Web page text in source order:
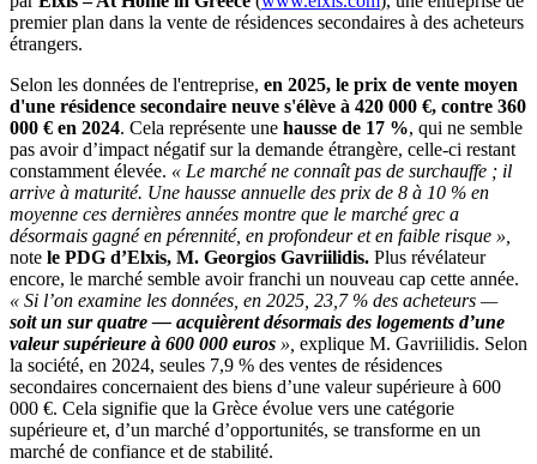
premier plan dans la vente de résidences secondaires à des acheteurs
étrangers.
Selon les données de l'entreprise, en 2025, le prix de vente moyen
d'une résidence secondaire neuve s'élève à 420 000 €, contre 360
000 € en 2024. Cela représente une hausse de 17 %, qui ne semble
pas avoir d’impact négatif sur la demande étrangère, celle-ci restant
constamment élevée. « Le marché ne connaît pas de surchauffe ; il
arrive à maturité. Une hausse annuelle des prix de 8 à 10 % en
moyenne ces dernières années montre que le marché grec a
désormais gagné en pérennité, en profondeur et en faible risque »,
note le PDG d’Elxis, M. Georgios Gavriilidis. Plus révélateur
encore, le marché semble avoir franchi un nouveau cap cette année.
« Si l’on examine les données, en 2025, 23,7 % des acheteurs —
soit un sur quatre — acquièrent désormais des logements d’une
valeur supérieure à 600 000 euros », explique M. Gavriilidis. Selon
la société, en 2024, seules 7,9 % des ventes de résidences
secondaires concernaient des biens d’une valeur supérieure à 600
000 €. Cela signifie que la Grèce évolue vers une catégorie
supérieure et, d’un marché d’opportunités, se transforme en un
marché de confiance et de stabilité.